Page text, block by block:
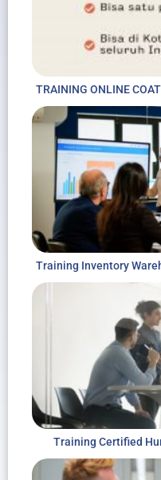
TRAINING ONLINE
Training Inventory
Training Certified